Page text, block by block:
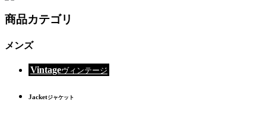
商品カテゴリ
メンズ
Vintageヴィンテージ
Jacketジャケット